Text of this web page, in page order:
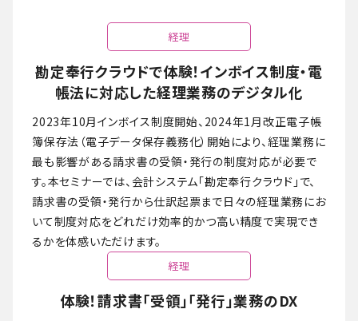
経理
勘定奉行クラウドで体験！インボイス制度・電
帳法に対応した経理業務のデジタル化
2023年10月インボイス制度開始、2024年1月改正電子帳
簿保存法（電子データ保存義務化）開始により、経理業務に
最も影響がある請求書の受領・発行の制度対応が必要で
す。本セミナーでは、会計システム「勘定奉行クラウド」で、
請求書の受領・発行から仕訳起票まで日々の経理業務にお
いて制度対応をどれだけ効率的かつ高い精度で実現でき
るかを体感いただけます。
経理
体験！請求書「受領」「発行」業務のDX